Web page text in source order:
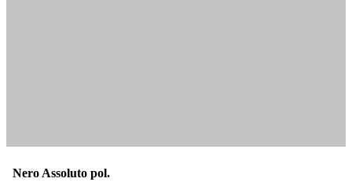
Nero Assoluto pol.